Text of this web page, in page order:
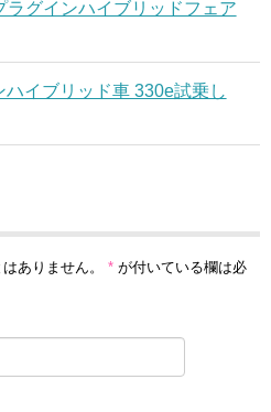
ラグインハイブリッドフェア
ハイブリッド車 330e試乗し
ありません。 * が付いている欄は必